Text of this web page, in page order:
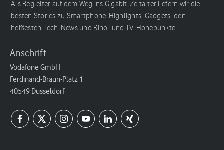
Als Begleiter auf dem Weg ins Gigabit-Zeitalter liefern wir die
besten Stories zu Smartphone-Highlights, Gadgets, den
heißesten Tech-News und Kino- und TV-Höhepunkte.
Anschrift
Vodafone GmbH
Ferdinand-Braun-Platz 1
40549 Düsseldorf